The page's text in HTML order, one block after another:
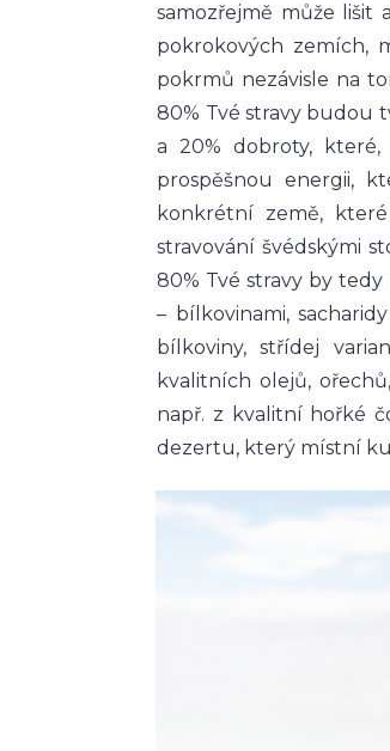
samozřejmě může lišit
pokrokových zemích,
pokrmů nezávisle na
80% Tvé stravy budou
a 20% dobroty,
prospěšnou energii,
konkrétní země,
stravování švédskými
80% Tvé stravy by
–⁠ bílkovinami,
bílkoviny, střídej
kvalitních olejů,
např. z kvalitní hořké
dezertu, který místní